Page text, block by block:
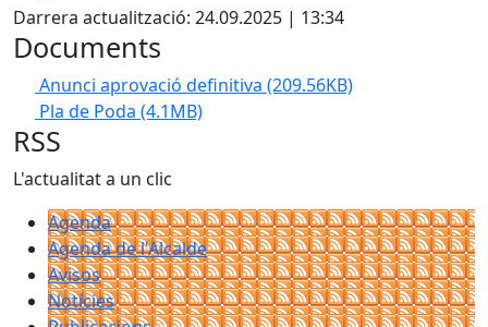
Darrera actualització: 24.09.2025 | 13:34
Documents
Anunci aprovació definitiva (209.56KB)
Pla de Poda (4.1MB)
RSS
L'actualitat a un clic
Agenda
Agenda de l'Alcalde
Avisos
Notícies